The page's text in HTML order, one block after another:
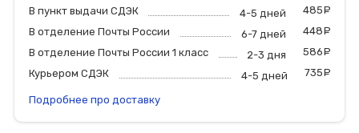
В пункт выдачи СДЭК
4-5 дней 485
В отделение Почты России
6-7 дней 448
В отделение Почты России 1 класс
2-3 дня 586
Курьером СДЭК
4-5 дней 735
Подробнее про доставку